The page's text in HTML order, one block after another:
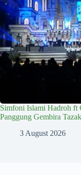
Simfoni Islami Hadroh ft
Panggung Gembira
3 August 2026